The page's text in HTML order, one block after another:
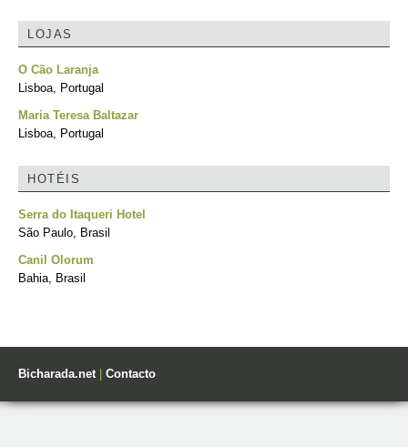
LOJAS
O Cão Laranja
Lisboa, Portugal
Maria Teresa Baltazar
Lisboa, Portugal
HOTÉIS
Serra do Itaqueri Hotel
São Paulo, Brasil
Canil Olorum
Bahia, Brasil
Bicharada.net| Contacto